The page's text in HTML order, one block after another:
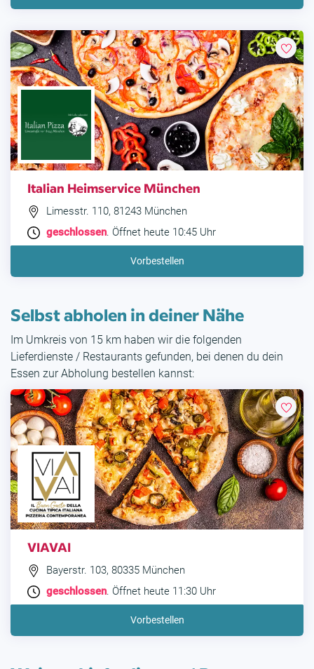
Italian Heimservice München
Limesstr. 110, 81243 München
geschlossen. Öffnet heute 10:45 Uhr
Vorbestellen
Selbst abholen in deiner Nähe
Im Umkreis von 15 km haben wir die folgenden
Lieferdienste / Restaurants gefunden, bei denen du dein
Essen zur Abholung bestellen kannst:
VIAVAI
Bayerstr. 103, 80335 München
geschlossen. Öffnet heute 11:30 Uhr
Vorbestellen